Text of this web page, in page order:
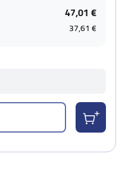
47,01 €
37,61 €